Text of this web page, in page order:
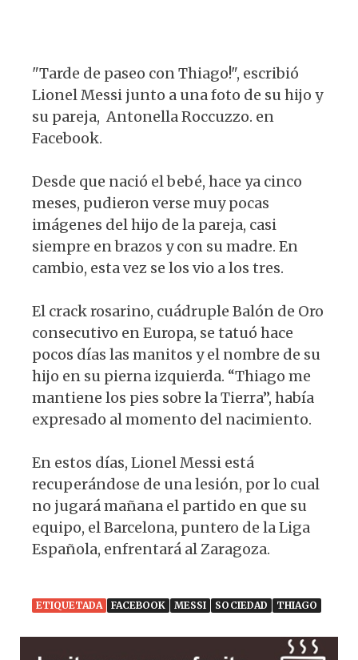
"Tarde de paseo con Thiago!", escribió
Lionel Messi junto a una foto de su hijo y
su pareja, Antonella Roccuzzo. en
Facebook.
Desde que nació el bebé, hace ya cinco
meses, pudieron verse muy pocas
imágenes del hijo de la pareja, casi
siempre en brazos y con su madre. En
cambio, esta vez se los vio a los tres.
El crack rosarino, cuádruple Balón de Oro
consecutivo en Europa, se tatuó hace
pocos días las manitos y el nombre de su
hijo en su pierna izquierda. “Thiago me
mantiene los pies sobre la Tierra”, había
expresado al momento del nacimiento.
En estos días, Lionel Messi está
recuperándose de una lesión, por lo cual
no jugará mañana el partido en que su
equipo, el Barcelona, puntero de la Liga
Española, enfrentará al Zaragoza.
ETIQUETADA FACEBOOK MESSI SOCIEDAD THIAGO